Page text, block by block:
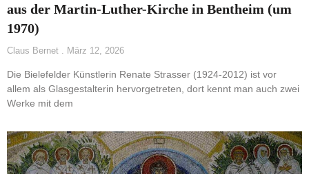
aus der Martin-Luther-Kirche in Bentheim (um
1970)
Claus Bernet März 12, 2026
Die Bielefelder Künstlerin Renate Strasser (1924-2012) ist vor
allem als Glasgestalterin hervorgetreten, dort kennt man auch zwei
Werke mit dem